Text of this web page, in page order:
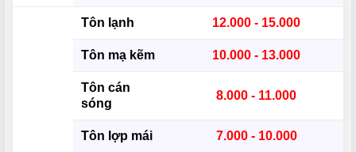
Tôn lạnh 12.000 - 15.000
Tôn mạ kẽm 10.000 - 13.000
Tôn cán
sóng
8.000 - 11.000
Tôn lợp mái 7.000 - 10.000